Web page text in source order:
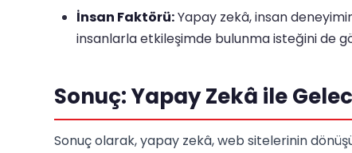
İnsan Faktörü:Yapay zekâ, insan
insanlarla etkileşimde bulunma isteğini de
Sonuç: Yapay Zekâ ile
Sonuç olarak, yapay zekâ, web sitelerinin